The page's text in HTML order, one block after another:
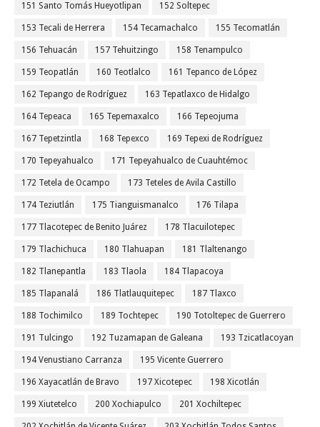
151 Santo Tomás Hueyotlipan 152 Soltepec
153 Tecali de Herrera 154 Tecamachalco 155 Tecomatlán
156 Tehuacán 157 Tehuitzingo 158 Tenampulco
159 Teopatlán 160 Teotlalco 161 Tepanco de López
162 Tepango de Rodríguez 163 Tepatlaxco de Hidalgo
164 Tepeaca 165 Tepemaxalco 166 Tepeojuma
167 Tepetzintla 168 Tepexco 169 Tepexi de Rodríguez
170 Tepeyahualco 171 Tepeyahualco de Cuauhtémoc
172 Tetela de Ocampo 173 Teteles de Avila Castillo
174 Teziutlán 175 Tianguismanalco 176 Tilapa
177 Tlacotepec de Benito Juárez 178 Tlacuilotepec
179 Tlachichuca 180 Tlahuapan 181 Tlaltenango
182 Tlanepantla 183 Tlaola 184 Tlapacoya
185 Tlapanalá 186 Tlatlauquitepec 187 Tlaxco
188 Tochimilco 189 Tochtepec 190 Totoltepec de Guerrero
191 Tulcingo 192 Tuzamapan de Galeana 193 Tzicatlacoyan
194 Venustiano Carranza 195 Vicente Guerrero
196 Xayacatlán de Bravo 197 Xicotepec 198 Xicotlán
199 Xiutetelco 200 Xochiapulco 201 Xochiltepec